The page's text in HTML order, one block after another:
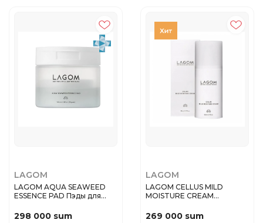
LAGOM
LAGOM AQUA SEAWEED
ESSENCE PAD Пэды для
298 000 sum
LAGOM
LAGOM CELLUS MILD
MOISTURE CREAM
269 000 sum